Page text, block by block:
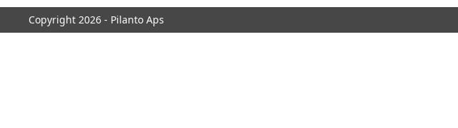
Copyright 2026 - Pilanto Aps